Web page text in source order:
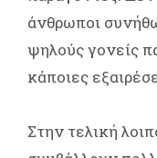
άνθρωποι
ψηλούς γονείς
κάποιες
Στην τελική